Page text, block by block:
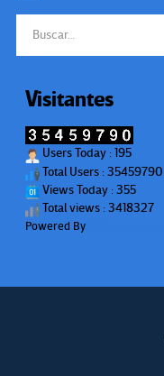
Visitantes
Users Today : 195
Total Users : 35459790
Views Today : 355
Total views : 3418327
Powered By